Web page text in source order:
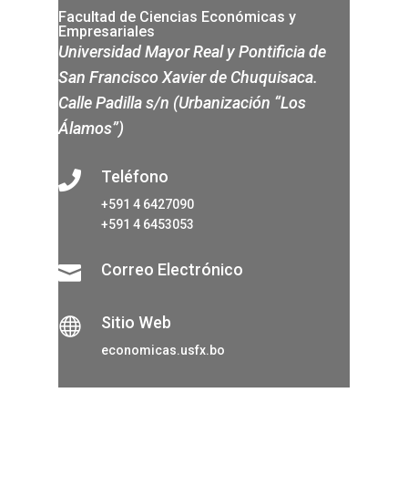
Facultad de Ciencias Económicas y
Empresariales
Universidad Mayor Real y Pontificia de
San Francisco Xavier de Chuquisaca.
Calle Padilla s/n (Urbanización “Los
Álamos”)
 Teléfono
+591 4 6427090
+591 4 6453053
 Correo Electrónico
 Sitio Web
economicas.usfx.bo